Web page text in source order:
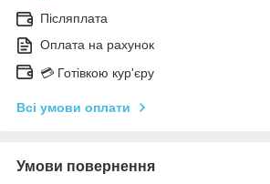
Післяплата
Оплата на рахунок
💳 Готівкою кур'єру
Всі умови оплати
Умови повернення